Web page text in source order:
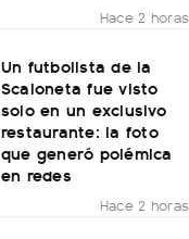
Hace 2 horas
Un futbolista de la
Scaloneta fue visto
solo en un exclusivo
restaurante: la foto
que generó polémica
en redes
Hace 2 horas